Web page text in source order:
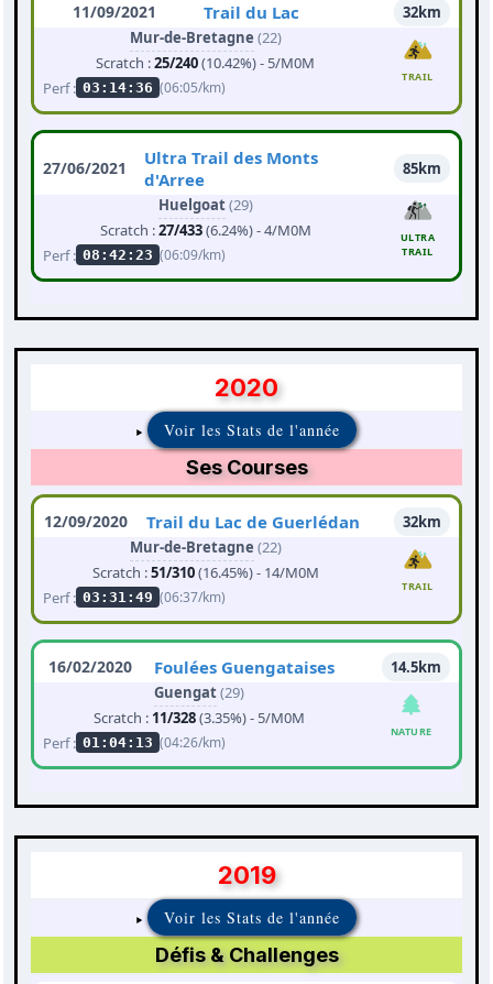
11/09/2021 Trail du Lac
32km
Mur-de-Bretagne (22)
Scratch :25/240(10.42%) - 5/M0M
Perf : 03:14:36 (06:05/km)
TRAIL
27/06/2021
Ultra Trail des Monts
d'Arree
85km
Huelgoat(29)
Scratch :27/433(6.24%) - 4/M0M
Perf : 08:42:23 (06:09/km)
ULTRA
TRAIL
2020
Voir les Stats de l'année
Ses Courses
12/09/2020 Trail du Lac de Guerlédan
32km
Mur-de-Bretagne (22)
Scratch :51/310(16.45%) - 14/M0M
Perf : 03:31:49 (06:37/km)
TRAIL
16/02/2020 Foulées Guengataises
14.5km
Guengat(29)
Scratch : 11/328(3.35%) - 5/M0M
Perf : 01:04:13 (04:26/km)
NATURE
2019
Voir les Stats de l'année
Défis & Challenges